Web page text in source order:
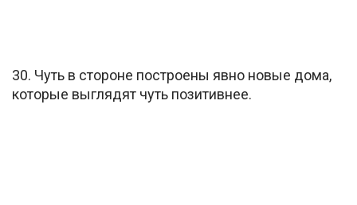
30. Чуть в стороне построены явно новые дома,
которые выглядят чуть позитивнее.